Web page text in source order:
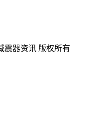
震器资讯 版权所有